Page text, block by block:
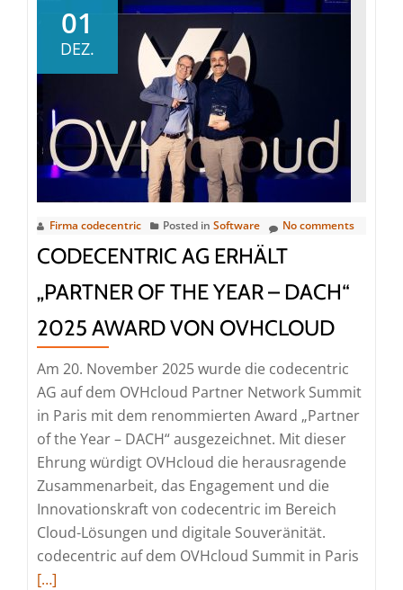
Trends
2026
in
Deutschland
01
DEZ.
Firma codecentric Posted in Software No comments
CODECENTRIC AG ERHÄLT
„PARTNER OF THE YEAR – DACH“
2025 AWARD VON OVHCLOUD
Am 20. November 2025 wurde die codecentric
AG auf dem OVHcloud Partner Network Summit
in Paris mit dem renommierten Award „Partner
of the Year – DACH“ ausgezeichnet. Mit dieser
Ehrung würdigt OVHcloud die herausragende
Zusammenarbeit, das Engagement und die
Innovationskraft von codecentric im Bereich
Cloud-Lösungen und digitale Souveränität.
codecentric auf dem OVHcloud Summit in Paris
[…]